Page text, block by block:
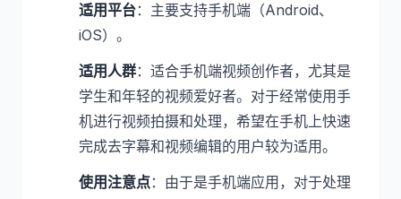
适用平台：主要支持手机端（Android、
iOS）。
适用人群：适合手机端视频创作者，尤其是
学生和年轻的视频爱好者。对于经常使用手
机进行视频拍摄和处理，希望在手机上快速
完成去字幕和视频编辑的用户较为适用。
使用注意点：由于是手机端应用，对于处理